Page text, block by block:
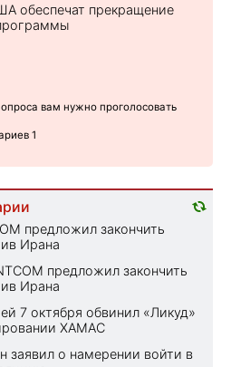
обеспечат прекращение
вам нужно проголосовать
1
предложил закончить
Ирана
предложил закончить
Ирана
7 октября обвинил «Ликуд»
ХАМАС
заявил о намерении войти в